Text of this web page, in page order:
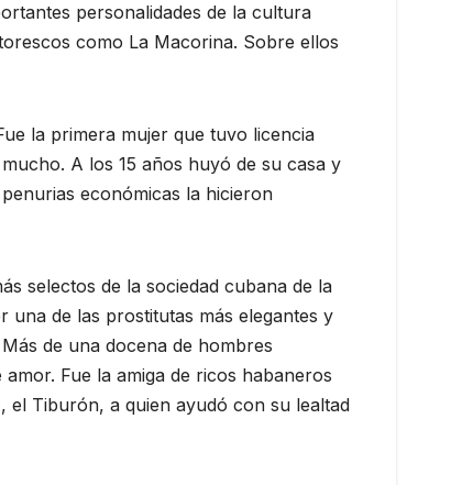
personalidades de la cultura
como La Macorina. Sobre ellos
la primera mujer que tuvo licencia
A los 15 años huyó de su casa y
económicas la hicieron
selectos de la sociedad cubana de la
una de las prostitutas más elegantes y
de una docena de hombres
Fue la amiga de ricos habaneros
el Tiburón, a quien ayudó con su lealtad